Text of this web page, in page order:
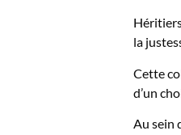
la
Cette
d’un
Au sein